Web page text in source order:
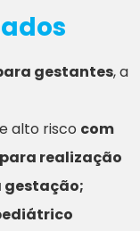
gestantes, a
alto risco com
realização
gestação;